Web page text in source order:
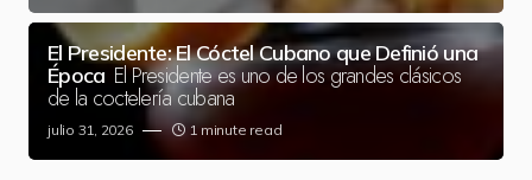
El Presidente: El Cóctel Cubano que Definió una
Época El Presidente es uno de los grandes clásicos
de la coctelería cubana
julio 31, 2026 1 minute read